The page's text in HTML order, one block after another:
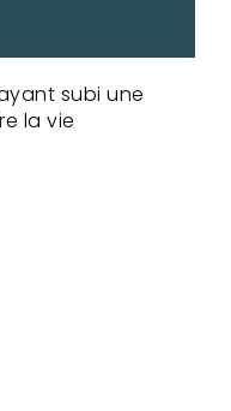
subi une
la vie